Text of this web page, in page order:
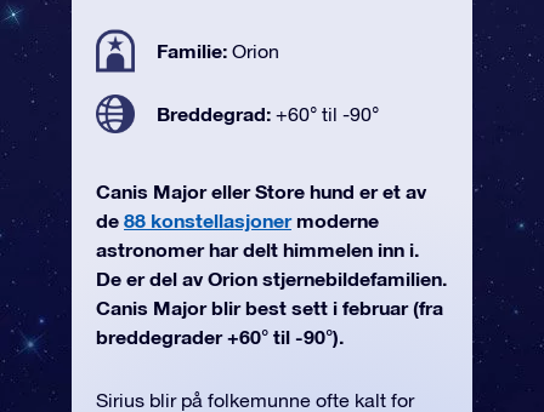
Familie: Orion
Breddegrad: +60° til -90°
Canis Major eller Store hund er et av
de 88 konstellasjonermoderne
astronomer har delt himmelen inn i.
De er del av Orion stjernebildefamilien.
Canis Major blir best sett i februar (fra
breddegrader +60° til -90°).
Sirius blir på folkemunne ofte kalt for